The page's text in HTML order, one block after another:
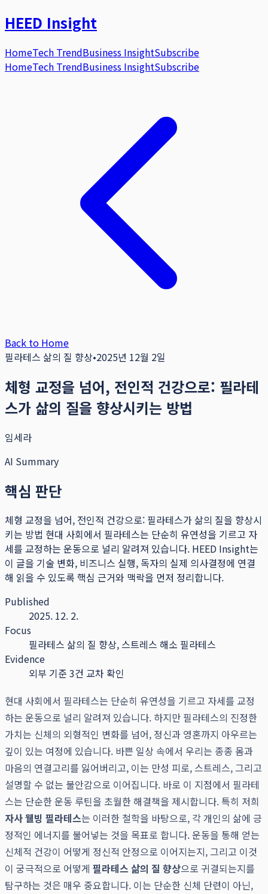
HEED Insight
HomeTech TrendBusiness InsightSubscribe
HomeTech TrendBusiness InsightSubscribe
Back to Home
필라테스 삶의 질 향상•2025년 12월 2일
체형 교정을 넘어, 전인적 건강으로: 필라테
스가 삶의 질을 향상시키는 방법
임세라
AI Summary
핵심 판단
체형 교정을 넘어, 전인적 건강으로: 필라테스가 삶의 질을 향상시
키는 방법 현대 사회에서 필라테스는 단순히 유연성을 기르고 자
세를 교정하는 운동으로 널리 알려져 있습니다. HEED Insight는
이 글을 기술 변화, 비즈니스 실행, 독자의 실제 의사결정에 연결
해 읽을 수 있도록 핵심 근거와 맥락을 먼저 정리합니다.
Published
2025. 12. 2.
Focus
필라테스 삶의 질 향상, 스트레스 해소 필라테스
Evidence
외부 기준 3건 교차 확인
현대 사회에서 필라테스는 단순히 유연성을 기르고 자세를 교정
하는 운동으로 널리 알려져 있습니다. 하지만 필라테스의 진정한
가치는 신체의 외형적인 변화를 넘어, 정신과 영혼까지 아우르는
깊이 있는 여정에 있습니다. 바쁜 일상 속에서 우리는 종종 몸과
마음의 연결고리를 잃어버리고, 이는 만성 피로, 스트레스, 그리고
설명할 수 없는 불안감으로 이어집니다. 바로 이 지점에서 필라테
스는 단순한 운동 루틴을 초월한 해결책을 제시합니다. 특히 저희
자사 웰빙 필라테스는 이러한 철학을 바탕으로, 각 개인의 삶에 긍
정적인 에너지를 불어넣는 것을 목표로 합니다. 운동을 통해 얻는
신체적 건강이 어떻게 정신적 안정으로 이어지는지, 그리고 이것
이 궁극적으로 어떻게 필라테스 삶의 질 향상으로 귀결되는지를
탐구하는 것은 매우 중요합니다. 이는 단순한 신체 단련이 아닌,